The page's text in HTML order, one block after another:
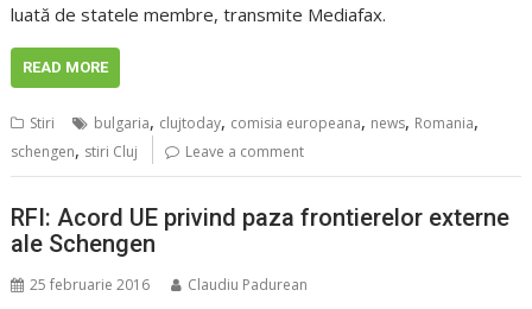
luată de statele membre, transmite Mediafax.
READ MORE
Stiri bulgaria, clujtoday, comisia europeana, news, Romania,
schengen, stiri Cluj Leave a comment
RFI: Acord UE privind paza frontierelor externe
ale Schengen
25 februarie 2016 Claudiu Padurean